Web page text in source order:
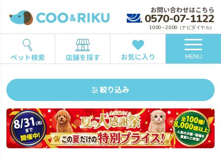
お問い合わせはこちら
0570-07-1122
10:00～20:00（ナビダイヤル）
ペット検索 店舗を探す お気に入り MENU
絞り込み